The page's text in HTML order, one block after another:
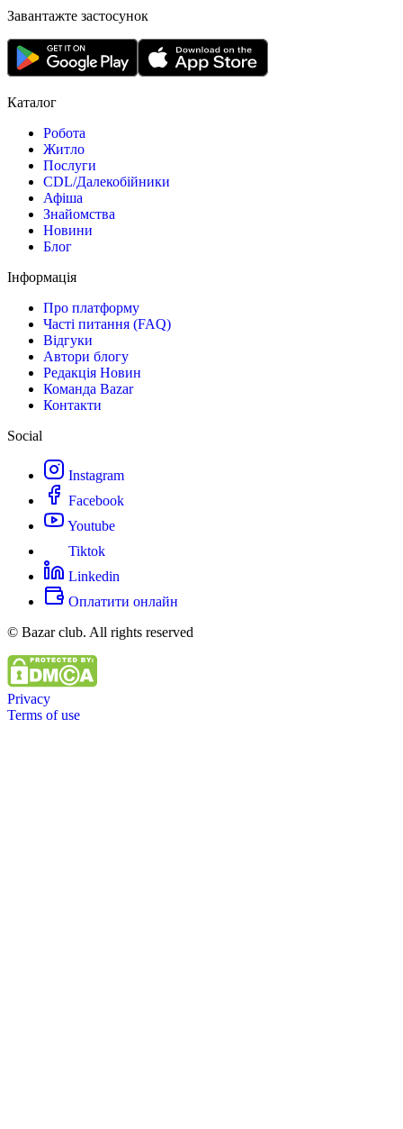
Завантажте застосунок
Каталог
Робота
Житло
Послуги
CDL/Далекобійники
Афіша
Знайомства
Новини
Блог
Інформація
Про платформу
Часті питання (FAQ)
Відгуки
Автори блогу
Редакція Новин
Команда Bazar
Контакти
Social
Instagram
Facebook
Youtube
Tiktok
Linkedin
Оплатити онлайн
© Bazar club. All rights reserved
Privacy
Terms of use